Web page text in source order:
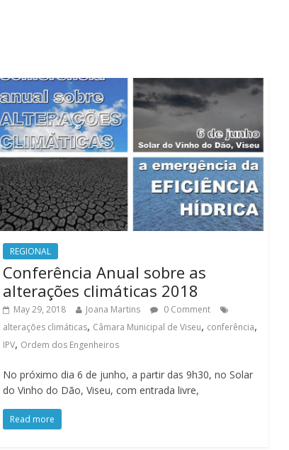
REGIONAL
Conferência Anual sobre as
alterações climáticas 2018
May 29, 2018 Joana Martins
0 Comment
alterações climáticas, Câmara Municipal de Viseu, conferência,
IPV, Ordem dos Engenheiros
No próximo dia 6 de junho, a partir das 9h30, no Solar
do Vinho do Dão, Viseu, com entrada livre,
Read more